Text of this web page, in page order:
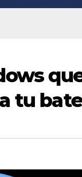
tu